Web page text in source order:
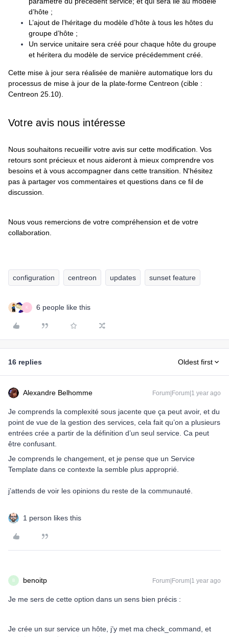
d’hôte ;
L’ajout de l’héritage du modèle d’hôte à tous les hôtes du
groupe d’hôte ;
Un service unitaire sera créé pour chaque hôte du groupe
et héritera du modèle de service précédemment créé.
Cette mise à jour sera réalisée de manière automatique lors du
processus de mise à jour de la plate-forme Centreon (cible :
Centreon 25.10).
Votre avis nous intéresse
Nous souhaitons recueillir votre avis sur cette modification. Vos
retours sont précieux et nous aideront à mieux comprendre vos
besoins et à vous accompagner dans cette transition. N'hésitez
pas à partager vos commentaires et questions dans ce fil de
discussion.
Nous vous remercions de votre compréhension et de votre
collaboration.
configuration centreon updates sunset feature
K 6 people like this
16 replies Oldest first
Alexandre Belhomme Forum|Forum|1 year ago
Je comprends la complexité sous jacente que ça peut avoir, et du
point de vue de la gestion des services, cela fait qu’on a plusieurs
entrées crée a partir de la définition d’un seul service. Ca peut
être confusant.
Je comprends le changement, et je pense que un Service
Template dans ce contexte la semble plus approprié.
j’attends de voir les opinions du reste de la communauté.
1 person likes this
B benoitp Forum|Forum|1 year ago
Je me sers de cette option dans un sens bien précis :
Je crée un sur service un hôte, j’y met ma check_command, et